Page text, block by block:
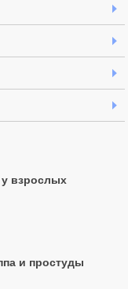
взрослых
и простуды